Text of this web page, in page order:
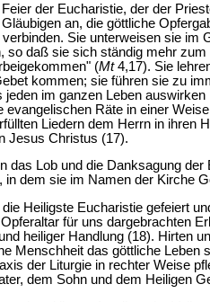
der Eucharistie, der der
an, die göttliche
Sie unterweisen sie
so daß sie sich ständig mehr
(Mt4,17). Sie
kommen; sie führen sie zu
jeden im ganzen Leben
evangelischen Räte in einer
Liedern dem Herrn in
Jesus Christus (17).
das Lob und die Danksagung
in dem sie im Namen der Kirche
Heiligste Eucharistie gefeiert
für uns dargebrachten
heiliger Handlung (18). Hirten
Menschheit das göttliche
der Liturgie in rechter Weise
dem Sohn und dem Heiligen